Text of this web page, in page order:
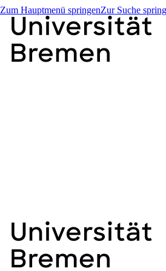
Zum Hauptmenü springenZur Suche